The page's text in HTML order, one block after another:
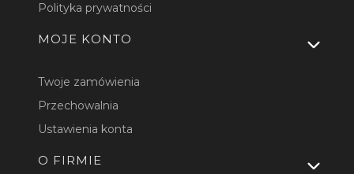
Polityka prywatności
MOJE KONTO
Twoje zamówienia
Przechowalnia
Ustawienia konta
O FIRMIE